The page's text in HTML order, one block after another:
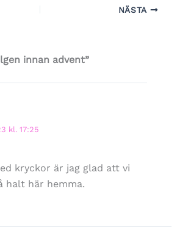
NÄSTA
innan advent”
kl. 17:25
kryckor är jag glad att vi
halt här hemma.